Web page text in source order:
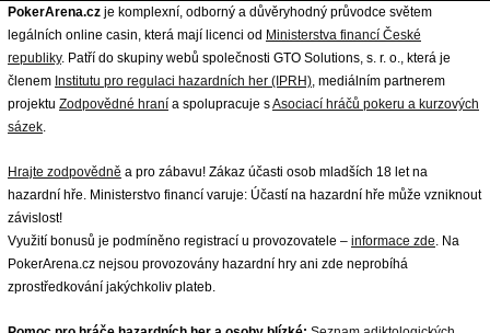
PokerArena.cz je komplexní, odborný a důvěryhodný průvodce světem
legálních online casin, která mají licenci od Ministerstva financí České
republiky. Patří do skupiny webů společnosti GTO Solutions, s. r. o., která je
členem Institutu pro regulaci hazardních her (IPRH) , mediálním partnerem
projektu Zodpovědné hraní a spolupracuje sAsociací hráčů pokeru a kurzových
sázek
Hrajte zodpovědně a pro zábavu! Zákaz účasti osob mladších 18 let na
hazardní hře. Ministerstvo financí varuje: Účastí na hazardní hře může vzniknout
závislost!
Využití bonusů je podmíněno registrací u provozovatele – informace zde . Na
PokerArena.cz nejsou provozovány hazardní hry ani zde neprobíhá
zprostředkování jakýchkoliv plateb.